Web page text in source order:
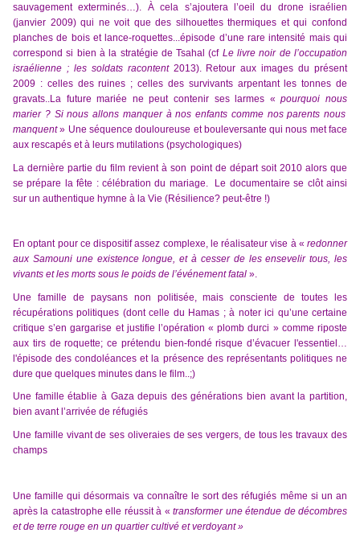
sauvagement exterminés…). À cela s’ajoutera l’oeil du drone israélien
(janvier 2009) qui ne voit que des silhouettes thermiques et qui confond
planches de bois et lance-roquettes...épisode d’une rare intensité mais qui
correspond si bien à la stratégie de Tsahal (cfLe livre noir de l’occupation
israélienne ; les soldats racontent2013). Retour aux images du présent
2009 : celles des ruines ; celles des survivants arpentant les tonnes de
gravats..La future mariée ne peut contenir ses larmes «pourquoinous
marier ? Si nousallons manquerà nos enfants comme nos parents nous
manquent» Une séquence douloureuse et bouleversante qui nous met face
aux rescapés et à leurs mutilations (psychologiques)
La dernière partie du film revient à son point de départ soit 2010 alors que
se prépare la fête : célébration du mariage. Le documentaire se clôt ainsi
sur un authentique hymne à la Vie (Résilience? peut-être !)
En optant pour ce dispositif assez complexe, le réalisateur vise à « redonner
aux Samouni une existence longue,et à cesser de les ensevelir tous, les
vivants et les morts sous le poids de l’événement fatal ».
Une famille de paysans non politisée, mais consciente de toutes les
récupérations politiques (dont celle du Hamas ; à noter ici qu’une certaine
critique s’en gargarise et justifie l’opération « plomb durci » comme riposte
aux tirs de roquette; ce prétendu bien-fondé risque d’évacuer l'essentiel…
l'épisode des condoléances et la présence des représentants politiques ne
dure que quelques minutes dans le film..;)
Une famille établie à Gaza depuis des générations bien avant la partition,
bien avant l’arrivée de réfugiés
Une famille vivant de ses oliveraies de ses vergers, de tous les travaux des
champs
Une famille qui désormais va connaître le sort des réfugiés même si un an
après la catastrophe elle réussit à «transformer une étendue de décombres
et de terre rouge en un quartier cultivé et verdoyant »